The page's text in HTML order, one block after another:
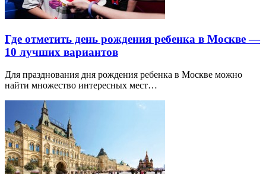
Где отметить день рождения ребенка в Москве —
10 лучших вариантов
Для празднования дня рождения ребенка в Москве можно
найти множество интересных мест…